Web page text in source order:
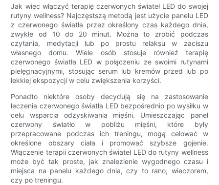
Jak więc włączyć terapię czerwonych świateł LED do swojej
rutyny wellness? Najczęstszą metodą jest użycie panelu LED
z czerwonego światła przez określony czas każdego dnia,
zwykle od 10 do 20 minut. Można to zrobić podczas
czytania, medytacji lub po prostu relaksu w zaciszu
własnego domu. Wiele osób stosuje również terapię
czerwonego światła LED w połączeniu ze swoimi rutynami
pielęgnacyjnymi, stosując serum lub kremów przed lub po
lekkiej ekspozycji w celu zwiększenia korzyści.
Ponadto niektóre osoby decydują się na zastosowanie
leczenia czerwonego światła LED bezpośrednio po wysiłku w
celu wsparcia odzyskiwania mięśni. Umieszczając panel
czerwony światło w pobliżu mięśni, które były
przepracowane podczas ich treningu, mogą celować w
określone obszary ciała i promować szybsze gojenie.
Włączenie terapii czerwonych świateł LED do rutyny wellness
może być tak proste, jak znalezienie wygodnego czasu i
miejsca na panelu każdego dnia, czy to rano, wieczorem,
czy po treningu.